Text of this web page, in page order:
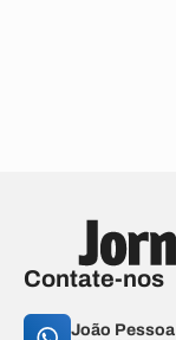
Contate-nos
João Pessoa